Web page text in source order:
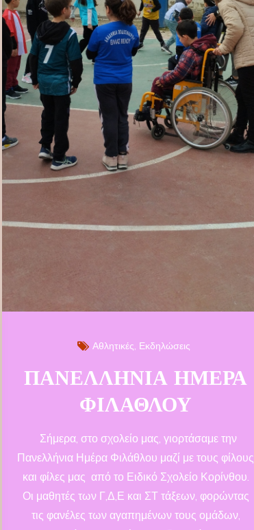
Αθλητικές Εκδηλώσεις
ΠΑΝΕΛΛΗΝΙΑ ΗΜΕΡΑ
ΦΙΛΑΘΛΟΥ
Σήμερα, στο σχολείο μας, γιορτάσαμε την
Πανελλήνια Ημέρα Φιλάθλου μαζί με τους φίλους
και φίλες μας από το Ειδικό Σχολείο Κορίνθου.
Οι μαθητές των Γ,Δ,Ε και ΣΤ τάξεων, φορώντας
τις φανέλες των αγαπημένων τους ομάδων,